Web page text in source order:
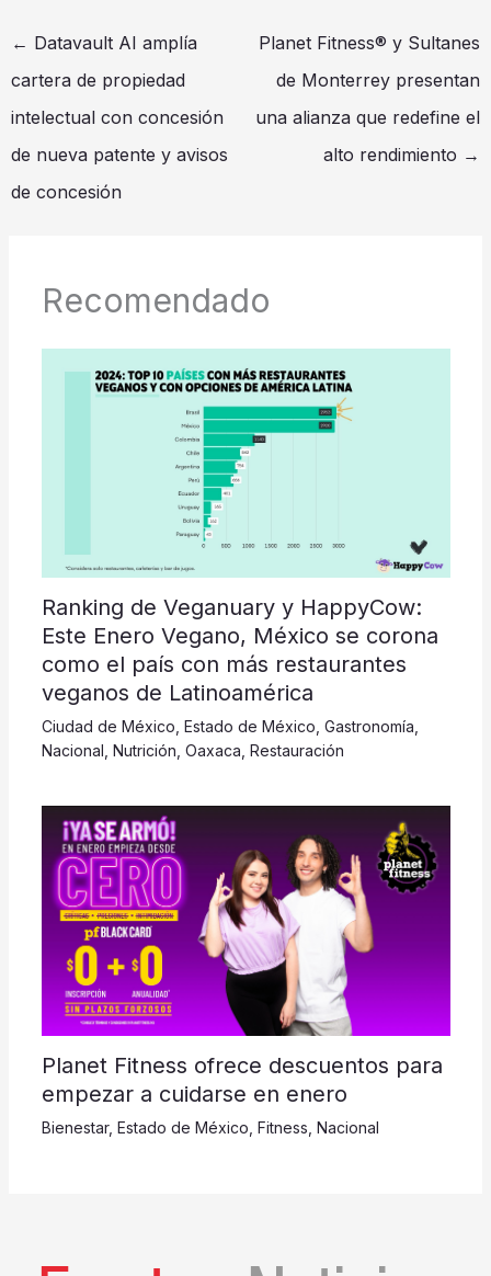
← Datavault AI amplía
cartera de propiedad
intelectual con concesión
de nueva patente y avisos
de concesión
Planet Fitness® y Sultanes
de Monterrey presentan
una alianza que redefine el
alto rendimiento →
Recomendado
Ranking de Veganuary y HappyCow:
Este Enero Vegano, México se corona
como el país con más restaurantes
veganos de Latinoamérica
Ciudad de México Estado de México Gastronomía
Nacional Nutrición Oaxaca Restauración
Planet Fitness ofrece descuentos para
empezar a cuidarse en enero
Bienestar, Estado de México Fitness Nacional